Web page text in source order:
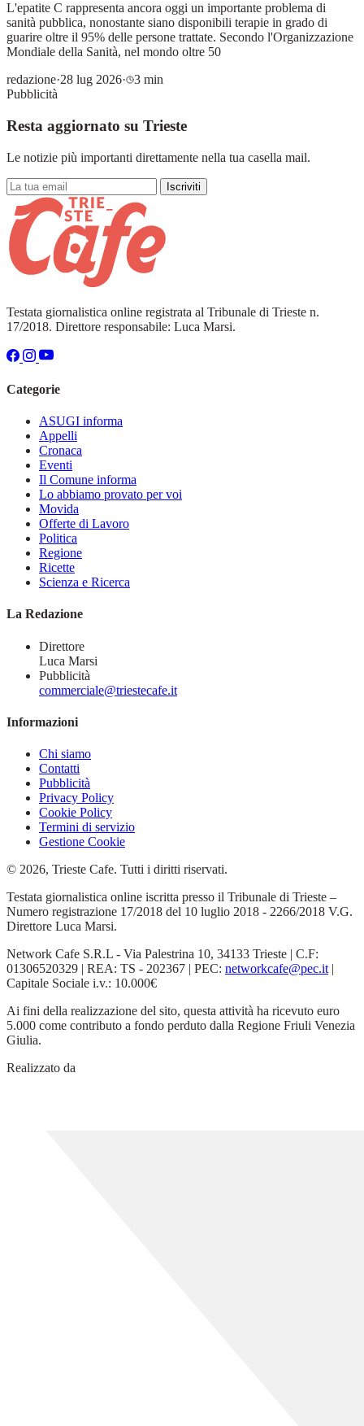
L'epatite C rappresenta ancora oggi un importante problema di
sanità pubblica, nonostante siano disponibili terapie in grado di
guarire oltre il 95% delle persone trattate. Secondo l'Organizzazione
Mondiale della Sanità, nel mondo oltre 50
redazione·28 lug 2026·
3 min
Pubblicità
Resta aggiornato su Trieste
Le notizie più importanti direttamente nella tua casella mail.
Iscriviti
Testata giornalistica online registrata al Tribunale di Trieste n.
17/2018. Direttore responsabile: Luca Marsi.
Categorie
ASUGI informa
Appelli
Cronaca
Eventi
Il Comune informa
Lo abbiamo provato per voi
Movida
Offerte di Lavoro
Politica
Regione
Ricette
Scienza e Ricerca
La Redazione
Direttore
Luca Marsi
Pubblicità
commerciale@triestecafe.it
Informazioni
Chi siamo
Contatti
Pubblicità
Privacy Policy
Cookie Policy
Termini di servizio
Gestione Cookie
© 2026, Trieste Cafe. Tutti i diritti riservati.
Testata giornalistica online iscritta presso il Tribunale di Trieste –
Numero registrazione 17/2018 del 10 luglio 2018 - 2266/2018 V.G.
Direttore Luca Marsi.
Network Cafe S.R.L - Via Palestrina 10, 34133 Trieste | C.F:
01306520329 | REA: TS - 202367 | PEC: networkcafe@pec.it |
Capitale Sociale i.v.: 10.000€
Ai fini della realizzazione del sito, questa attività ha ricevuto euro
5.000 come contributo a fondo perduto dalla Regione Friuli Venezia
Giulia.
Realizzato da